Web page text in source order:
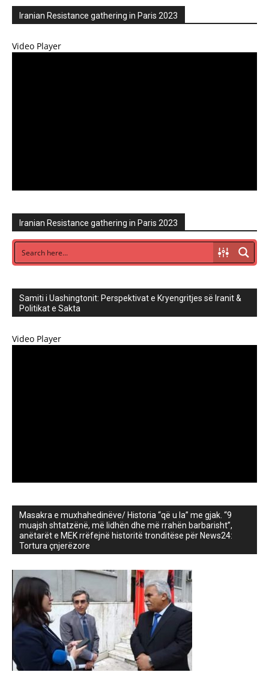
Iranian Resistance gathering in Paris 2023
Video Player
Iranian Resistance gathering in Paris 2023
Samiti i Uashingtonit: Perspektivat e Kryengritjes së Iranit &
Politikat e Sakta
Video Player
Masakra e muxhahedinëve/ Historia “që u la” me gjak. “9
muajsh shtatzënë, më lidhën dhe më rrahën barbarisht”,
anëtarët e MEK rrëfejnë historitë tronditëse për News24:
Tortura çnjerëzore